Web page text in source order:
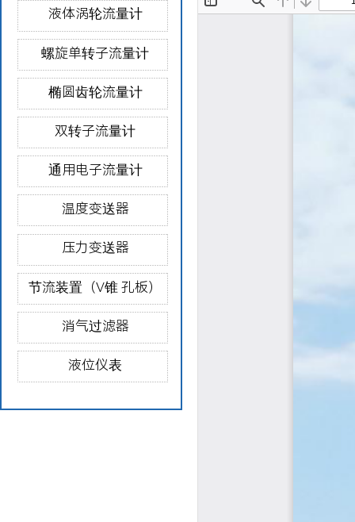
液体涡轮流量计
螺旋单转子流量计
椭圆齿轮流量计
双转子流量计
通用电子流量计
温度变送器
压力变送器
节流装置（V锥 孔板）
消气过滤器
液位仪表